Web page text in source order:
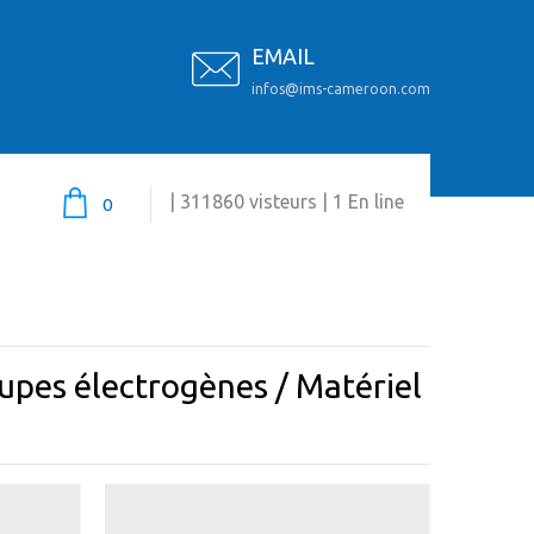
EMAIL
infos@ims-cameroon.com
0 | 311860 visteurs | 1 En line
électrogènes / Matériel